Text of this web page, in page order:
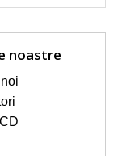
mai
rupt
noastre